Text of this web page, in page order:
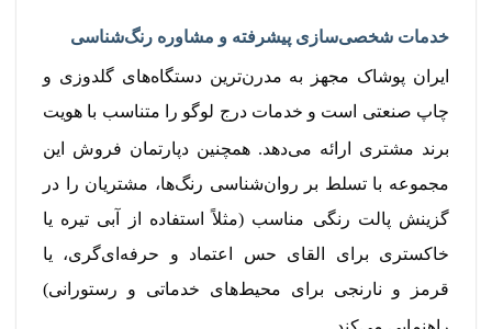
خدمات شخصی‌سازی پیشرفته و مشاوره رنگ‌شناسی
ایران پوشاک مجهز به مدرن‌ترین دستگاه‌های گلدوزی و
چاپ صنعتی است و خدمات درج لوگو را متناسب با هویت
برند مشتری ارائه می‌دهد. همچنین دپارتمان فروش این
مجموعه با تسلط بر روان‌شناسی رنگ‌ها، مشتریان را در
گزینش پالت رنگی مناسب (مثلاً استفاده از آبی تیره یا
خاکستری برای القای حس اعتماد و حرفه‌ای‌گری، یا
قرمز و نارنجی برای محیط‌های خدماتی و رستورانی)